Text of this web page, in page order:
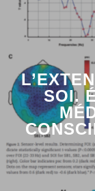
SOI.